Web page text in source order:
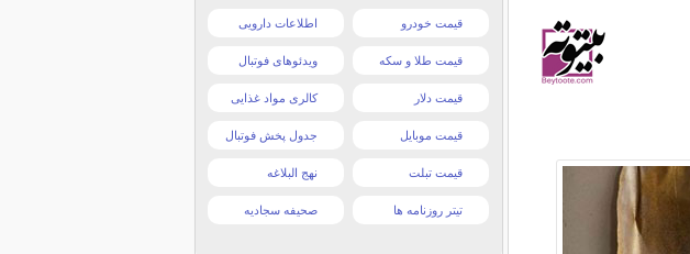
قیمت خودرو اطلاعات دارویی
قیمت طلا و سکه ویدئوهای فوتبال
قیمت دلار کالری مواد غذایی
قیمت موبایل جدول پخش فوتبال
قیمت تبلت نهج البلاغه
تیتر روزنامه ها صحیفه سجادیه